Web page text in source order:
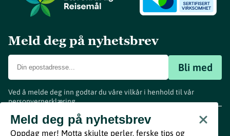
Meld deg på nyhetsbrev
Bli med
Ved å melde deg inn godtar du våre vilkår i henhold til vår
personvernerklæring.
Meld deg på nyhetsbrev
Oppdag mer! Motta skjulte perler, ferske tips og
www.visitvestfold.com
Turistinformasjon